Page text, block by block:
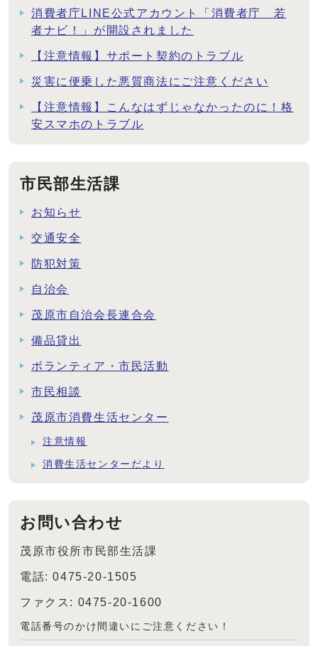
消費者庁LINE公式アカウント「消費者庁 若
者ナビ！」が開設されました
【注意情報】サポート契約のトラブル
災害に便乗した悪質商法にご注意ください
【注意情報】こんなはずじゃなかったのに！格
安スマホのトラブル
市民部生活課
お知らせ
交通安全
防犯対策
自治会
茂原市自治会長連合会
備品貸出
ボランティア・市民活動
市民相談
茂原市消費生活センター
注意情報
消費生活センターだより
お問い合わせ
茂原市役所市民部生活課
電話: 0475-20-1505
ファクス: 0475-20-1600
電話番号のかけ間違いにご注意ください！